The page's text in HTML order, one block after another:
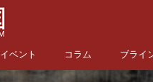
イベント コラム ブライ